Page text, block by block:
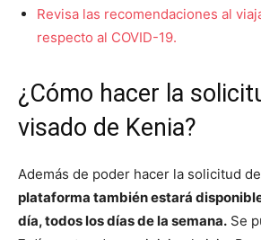
Revisa las recomendaciones al
respecto al COVID-19.
¿Cómo hacer la
visado de Kenia?
Además de poder hacer la solicitud
plataforma también estará
día, todos los días de la semana. Se